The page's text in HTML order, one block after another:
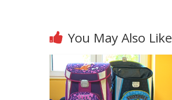
You May Also Like